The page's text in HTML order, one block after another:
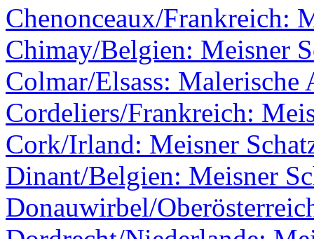
Chenonceaux/Frankreich:
Chimay/Belgien: Meisner
Colmar/Elsass: Malerische
Cordeliers/Frankreich:
Cork/Irland: Meisner
Dinant/Belgien: Meisner
Donauwirbel/